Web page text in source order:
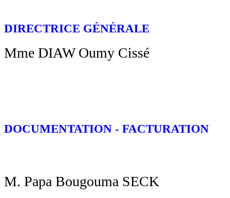
DIRECTRICE GÉNÉRALE
Mme DIAW Oumy Cissé
DOCUMENTATION - FACTURATION
M. Papa Bougouma SECK